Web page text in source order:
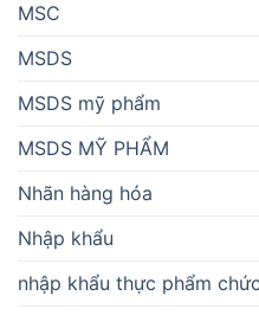
MSC
MSDS
MSDS mỹ phẩm
MSDS MỸ PHẨM
Nhãn hàng hóa
Nhập khẩu
nhập khẩu thực phẩm